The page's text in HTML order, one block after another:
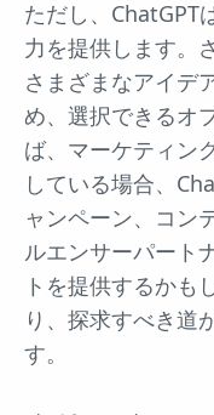
ただし、ChatGPT
力を提供します。
さまざまなアイデ
め、選択できるオ
ば、マーケティン
している場合、
ャンペーン、コン
ルエンサーパート
トを提供するかも
り、探求すべき道
す。